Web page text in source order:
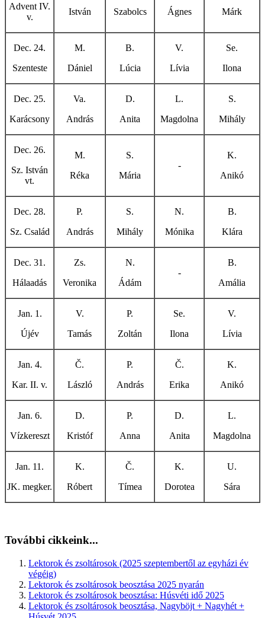
Advent IV.
v.
István
Szabolcs
Ágnes
Márk
Dec. 24.
Szenteste
M.
Dániel
B.
Lúcia
V.
Lívia
Se.
Ilona
Dec. 25.
Karácsony
Va.
András
D.
Anita
L.
Magdolna
S.
Mihály
Dec. 26.
Sz. István
vt.
M.
Réka
S.
Mária
-
K.
Anikó
Dec. 28.
Sz. Család
P.
András
S.
Mihály
N.
Mónika
B.
Klára
Dec. 31.
Hálaadás
Zs.
Veronika
N.
Ádám
-
B.
Amália
Jan. 1.
Újév
V.
Tamás
P.
Zoltán
Se.
Ilona
V.
Lívia
Jan. 4.
Kar. II. v.
Č.
László
P.
András
Č.
Erika
K.
Anikó
Jan. 6.
Vízkereszt
D.
Kristóf
P.
Anna
D.
Anita
L.
Magdolna
Jan. 11.
JK. megker.
K.
Róbert
Č.
Tímea
K.
Dorotea
U.
Sára
További cikkeink...
Lektorok és zsoltárosok (2025 szeptembertől az egyházi év
végéig)
Lektorok és zsoltárosok beosztása 2025 nyarán
Lektorok és zsoltárosok beosztása: Húsvéti idő 2025
Lektorok és zsoltárosok beosztása, Nagyböjt + Nagyhét +